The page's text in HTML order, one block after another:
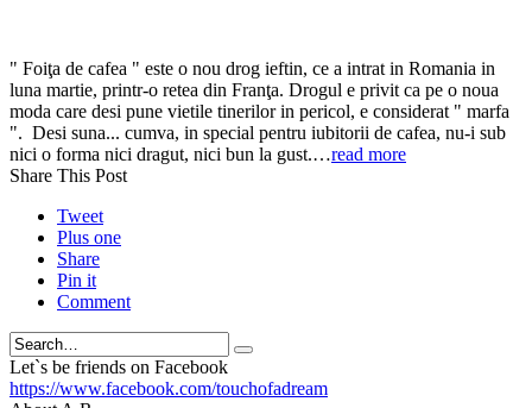
" Foiţa de cafea " este o nou drog ieftin, ce a intrat in Romania in
luna martie, printr-o retea din Franţa. Drogul e privit ca pe o noua
moda care desi pune vietile tinerilor in pericol, e considerat " marfa
". Desi suna... cumva, in special pentru iubitorii de cafea, nu-i sub
nici o forma nici dragut, nici bun la gust.…read more
Share This Post
Tweet
Plus one
Share
Pin it
Comment
Search
Let`s be friends on Facebook
https://www.facebook.com/touchofadream